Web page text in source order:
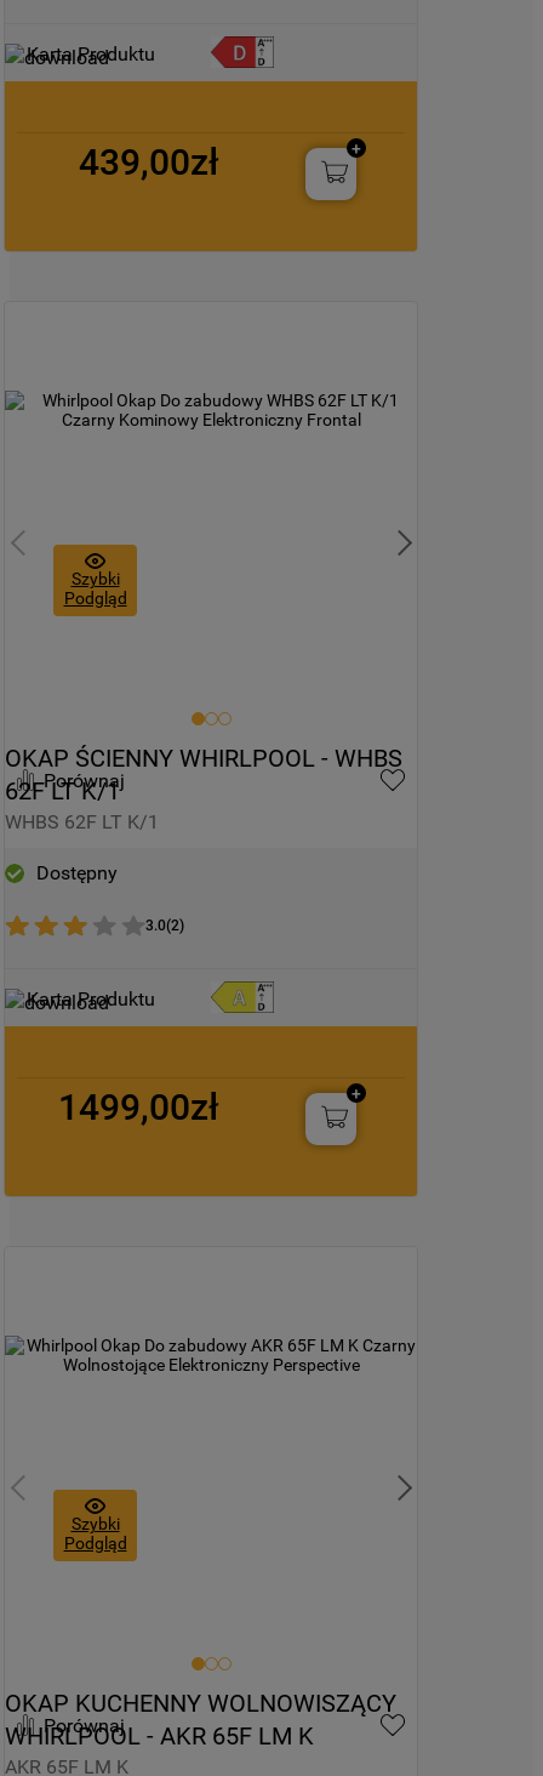
Karta Produktu
439,00zł
Szybki
Podgląd
Porównaj
OKAP ŚCIENNY WHIRLPOOL - WHBS
62F LT K/1
WHBS 62F LT K/1
Dostępny
3.0(2)
Karta Produktu
1499,00zł
Szybki
Podgląd
Porównaj
OKAP KUCHENNY WOLNOWISZĄCY
WHIRLPOOL - AKR 65F LM K
AKR 65F LM K